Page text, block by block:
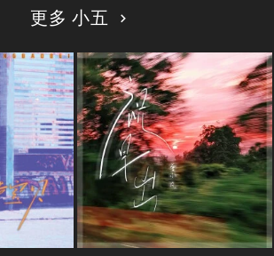
更多 小五